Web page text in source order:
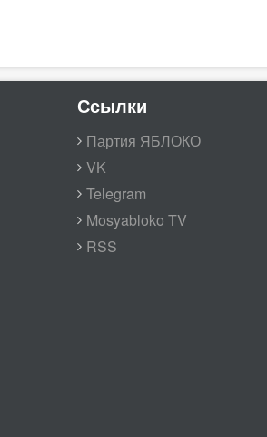
Ссылки
Партия ЯБЛОКО
VK
Telegram
Mosyabloko TV
RSS